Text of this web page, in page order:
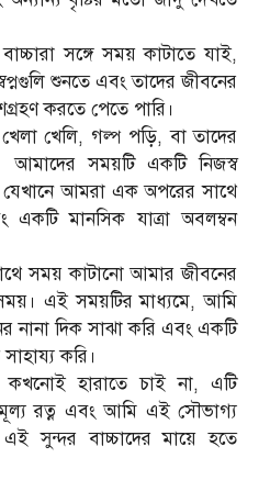
সঙ্গে সময় কাটাতে যাই,
শুনতে এবং তাদের জীবনের
করতে পেতে পারি।
খেলি, গল্প পড়ি, বা তাদের
আমাদের সময়টি একটি নিজস্ব
যেখানে আমরা এক অপরের সাথে
একটি মানসিক যাত্রা অবলম্বন
সময় কাটানো আমার জীবনের
এই সময়টির মাধ্যমে, আমি
নানা দিক সাঝা করি এবং একটি
করি।
হারাতে চাই না, এটি
রত্ন এবং আমি এই সৌভাগ্য
সুন্দর বাচ্চাদের মায়ে হতে